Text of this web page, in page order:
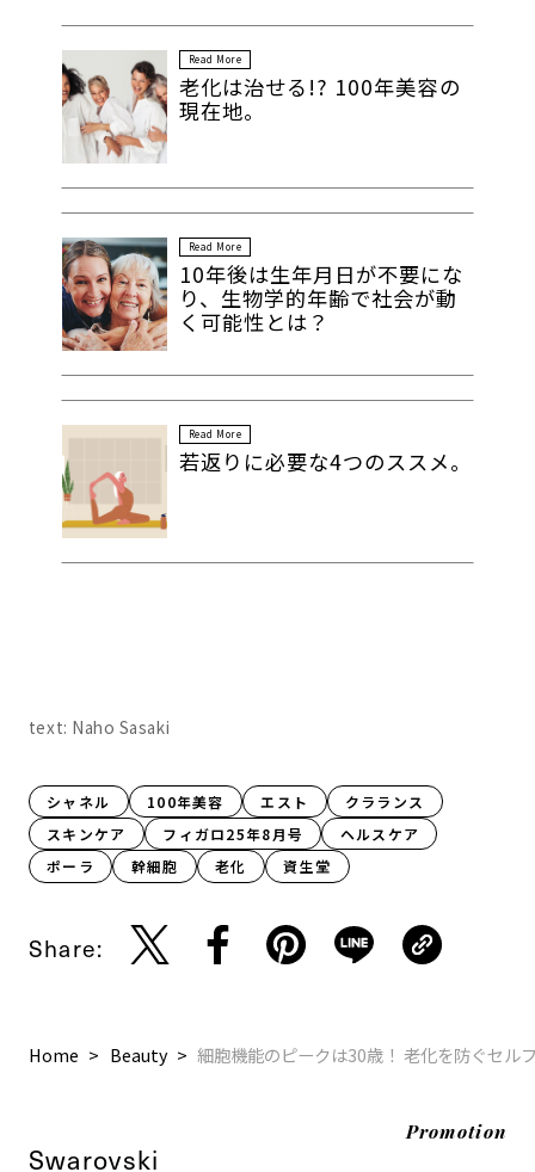
Read More
老化は治せる!? 100年美容の
現在地。
Read More
10年後は生年月日が不要にな
り、生物学的年齢で社会が動
く可能性とは？
Read More
若返りに必要な4つのススメ。
text: Naho Sasaki
シャネル 100年美容 エスト
クラランス
スキンケア
フィガロ25年8月号
ヘルスケア
ポーラ
幹細胞 老化 資生堂
Share:
Home Beauty 細胞機能のピークは30歳！ 老化を防ぐセル
Promotion
Swarovski